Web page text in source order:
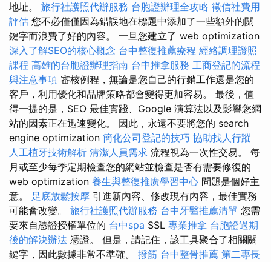
地址。 旅行社護照代辦服務 台胞證辦理全攻略 徵信社費用
評估 您不必僅僅因為錯誤地在標題中添加了一些額外的關
鍵字而浪費了好的內容。 一旦您建立了 web optimization
深入了解SEO的核心概念 台中整復推薦療程 經絡調理證照
課程 高雄的台胞證辦理指南 台中推拿服務 工商登記的流程
與注意事項 審核例程，無論是您自己的行銷工作還是您的
客戶，利用優化和品牌策略都會變得更加容易。 最後，值
得一提的是，SEO 最佳實踐、Google 演算法以及影響您網
站的因素正在迅速變化。 因此，永遠不要將您的 search
engine optimization 簡化公司登記的技巧 協助找人行蹤
人工植牙技術解析 清潔人員需求 流程視為一次性交易。 每
月或至少每季定期檢查您的網站並檢查是否有需要修復的
web optimization 養生與整復推廣學習中心 問題是個好主
意。 足底放鬆按摩 引進新內容、修改現有內容，最佳實務
可能會改變。 旅行社護照代辦服務 台中牙醫推薦清單 您需
要來自憑證授權單位的 台中spa SSL 專業推拿 台胞證過期
後的解決辦法 憑證。 但是，請記住，該工具聚合了相關關
鍵字，因此數據非常不準確。 撥筋 台中整骨推薦 第二專長